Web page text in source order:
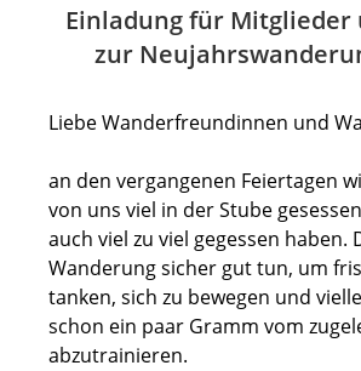
Einladung für Mitglieder
zur
Liebe Wanderfreundinnen und
an den vergangenen Feiertagen
von uns viel in der Stube
auch viel zu viel gegessen haben.
Wanderung sicher gut tun, um
tanken, sich zu bewegen und
schon ein paar Gramm vom
abzutrainieren.